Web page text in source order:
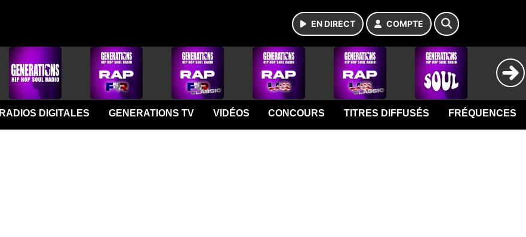
EN DIRECT COMPTE
RADIOS DIGITALES GENERATIONS TV VIDÉOS CONCOURS TITRES DIFFUSÉS FRÉQUENCES